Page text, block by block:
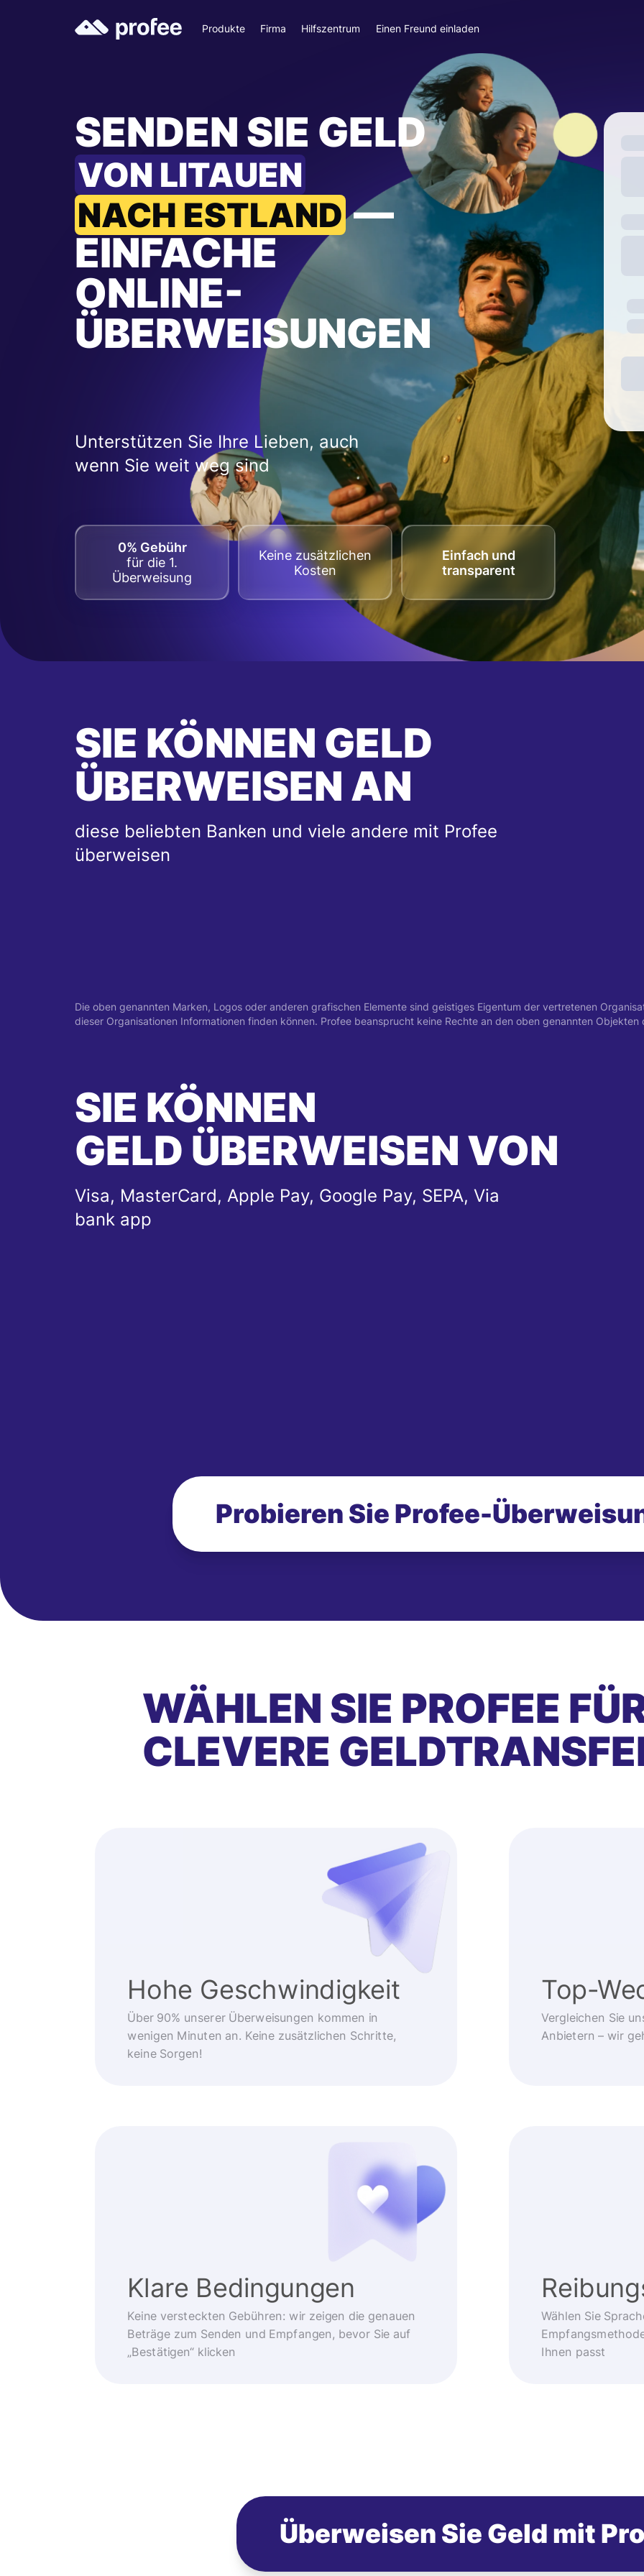
Produkte Firma Hilfszentrum Einen Freund einladen
SENDEN SIE GELD
VON LITAUEN
NACH ESTLAND—
EINFACHE
ONLINE-
ÜBERWEISUNGEN
Unterstützen Sie Ihre Lieben, auch
wenn Sie weit weg sind
0% Gebühr
für die 1.
Überweisung
Keine zusätzlichen
Kosten
Einfach und
transparent
SIE KÖNNEN GELD
ÜBERWEISEN AN
diese beliebten Banken und viele andere mit Profee
überweisen
Die oben genannten Marken, Logos oder anderen grafischen Elemente sind geistiges Eigentum der vertretenen
dieser Organisationen Informationen finden können. Profee beansprucht keine Rechte an den oben genannten Objekten
SIE KÖNNEN
GELD ÜBERWEISEN VON
Visa, MasterCard, Apple Pay, Google Pay, SEPA, Via
bank app
Probieren Sie Profee-
WÄHLEN SIE PROFEE
CLEVERE
Hohe Geschwindigkeit
Über 90% unserer Überweisungen kommen in
wenigen Minuten an. Keine zusätzlichen Schritte,
keine Sorgen!
Top-
Vergleichen Sie
Anbietern – wir
Klare Bedingungen
Keine versteckten Gebühren: wir zeigen die genauen
Beträge zum Senden und Empfangen, bevor Sie auf
„Bestätigen“ klicken
Wählen Sie
Ihnen passt
Überweisen Sie Geld mit